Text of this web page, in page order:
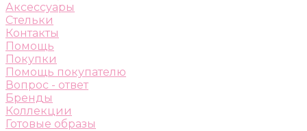
Аксессуары
Стельки
Контакты
Помощь
Покупки
Помощь покупателю
Вопрос - ответ
Бренды
Коллекции
Готовые образы